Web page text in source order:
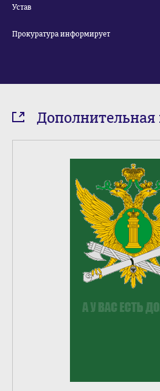
Устав
Прокуратура информирует